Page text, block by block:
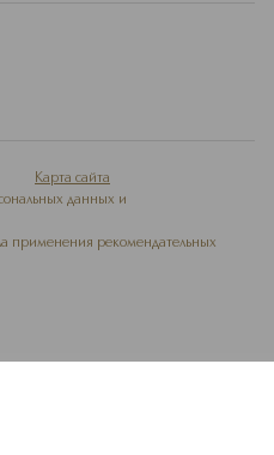
Карта сайта
данных и
применения рекомендательных